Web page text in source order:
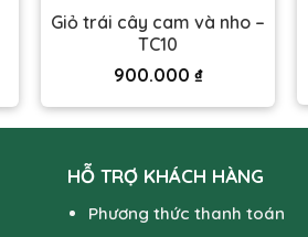
Giỏ trái cây cam và nho –
TC10
900.000 ₫
HỖ TRỢ KHÁCH HÀNG
Phương thức thanh toán